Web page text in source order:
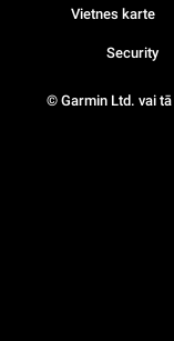
© Garmin Ltd. vai
Vietnes karte
Security